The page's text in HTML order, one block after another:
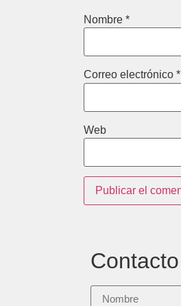
Nombre *
Correo electrónico *
Web
Contacto